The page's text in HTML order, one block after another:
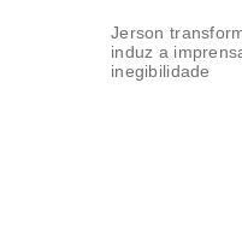
Jerson
induz a
inegibilidade